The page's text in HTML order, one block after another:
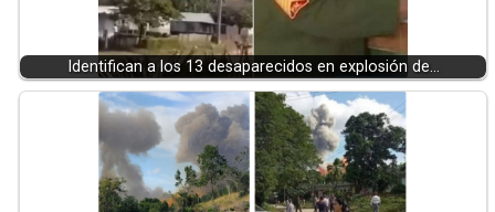
Identifican a los 13 desaparecidos en explosión de…